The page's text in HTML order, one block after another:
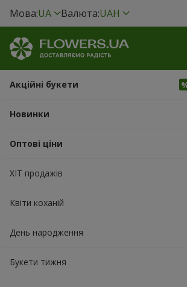
Мова:UA Валюта:UAH
Акційні букети
Новинки
Оптові ціни
ХІТ продажів
Квіти коханій
День народження
Букети тижня